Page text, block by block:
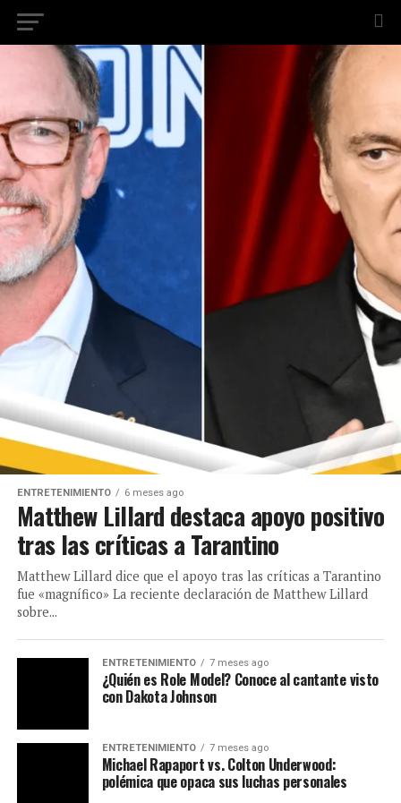
ENTRETENIMIENTO 6 meses ago
Matthew Lillard destaca apoyo positivo
tras las críticas a Tarantino
Matthew Lillard dice que el apoyo tras las críticas a Tarantino
fue «magnífico» La reciente declaración de Matthew Lillard
sobre...
ENTRETENIMIENTO 7 meses ago
¿Quién es Role Model? Conoce al cantante visto
con Dakota Johnson
ENTRETENIMIENTO 7 meses ago
Michael Rapaport vs. Colton Underwood:
polémica que opaca sus luchas personales